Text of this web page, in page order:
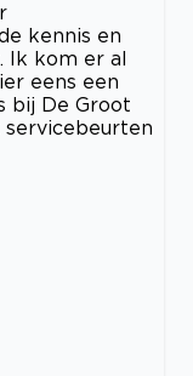
kennis en
Ik kom er al
eens een
bij De Groot